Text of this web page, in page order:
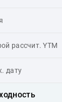
рассчит. YTM
дату